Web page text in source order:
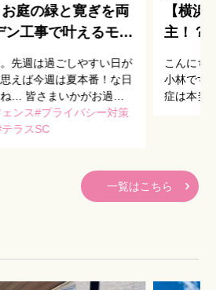
庭の緑と寛ぎを両
ン工事で叶えるモダ
ス
先週は過ごしやすい日が
えば今週は夏本番！な日
… 皆さまいかがお過ご
。 さて、本日は昨年横
ン工事をお手伝いさせて
ェンス プライバシー対策
テラスSC
【横
主！？
手入れ
こんにち
小林です
症は本当
一覧はこちら